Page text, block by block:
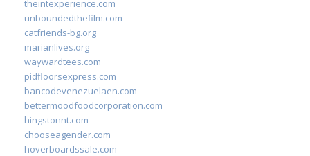
theintexperience.com
unboundedthefilm.com
catfriends-bg.org
marianlives.org
waywardtees.com
pidfloorsexpress.com
bancodevenezuelaen.com
bettermoodfoodcorporation.com
hingstonnt.com
chooseagender.com
hoverboardssale.com